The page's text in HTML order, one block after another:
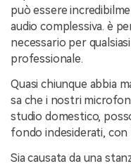
può essere
audio complessiva. è
necessario per
professionale.
Quasi chiunque abbia
sa che i nostri
studio domestico,
fondo indesiderati, con
Sia causata da una